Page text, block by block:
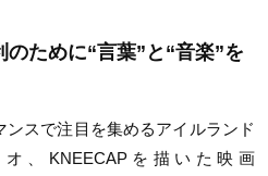
ために“言葉”と“音楽”を
スで注目を集めるアイルランド
、KNEECAPを描いた映画